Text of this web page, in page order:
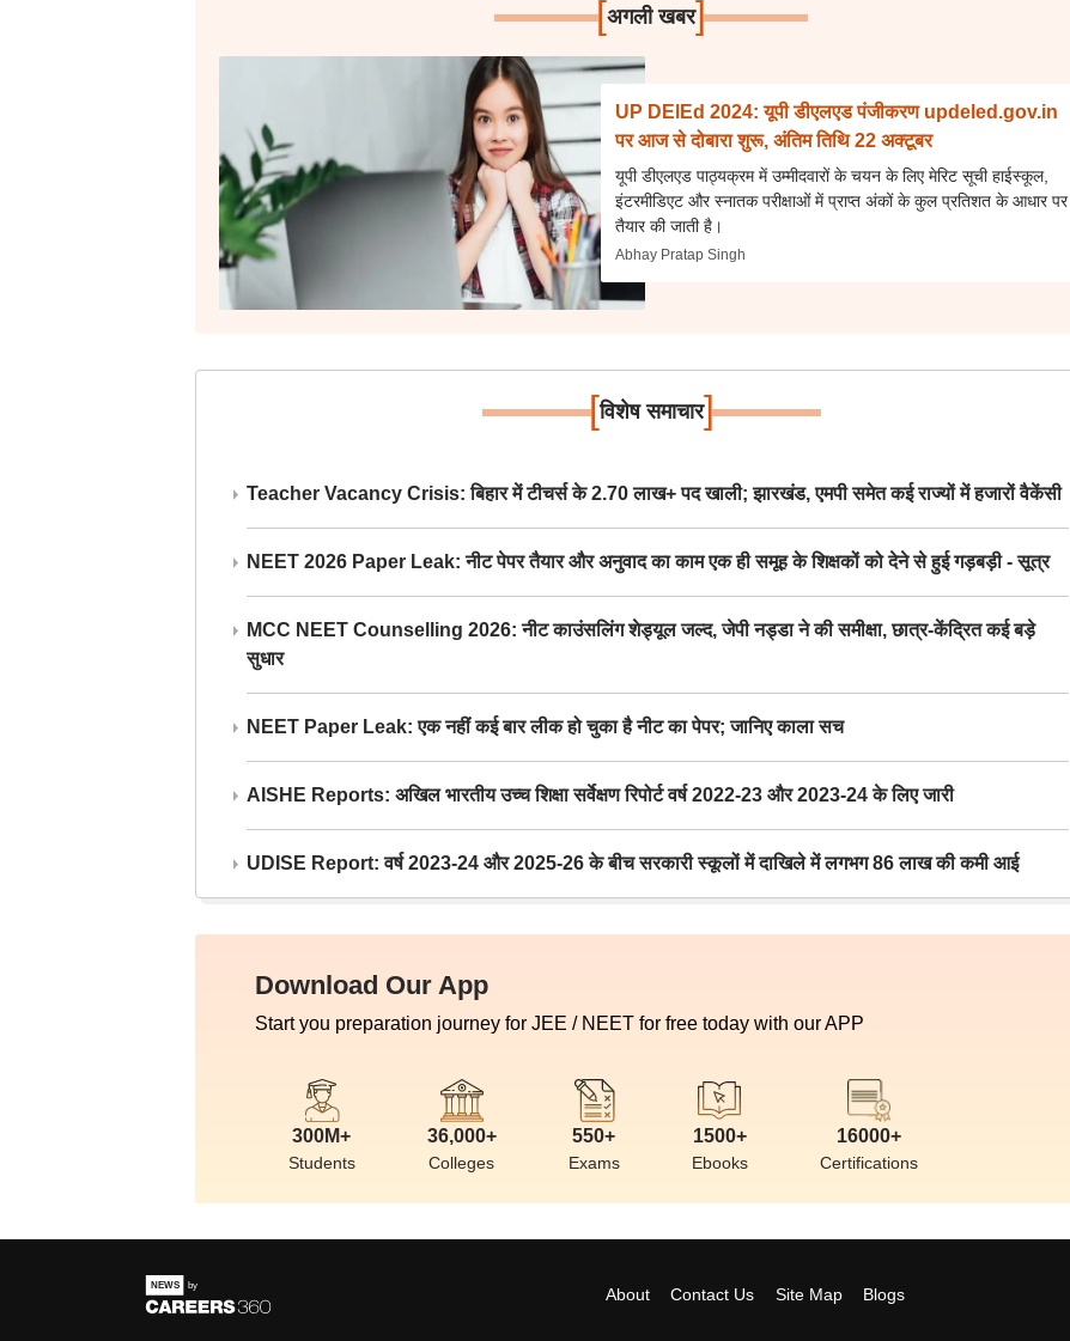
[अगली खबर]
UP DElEd 2024: यूपी डीएलएड पंजीकरण updeled.gov.in
पर आज से दोबारा शुरू, अंतिम तिथि 22 अक्टूबर
यूपी डीएलएड पाठ्यक्रम में उम्मीदवारों के चयन के लिए मेरिट सूची हाईस्कूल,
इंटरमीडिएट और स्नातक परीक्षाओं में प्राप्त अंकों के कुल प्रतिशत के आधार पर
तैयार की जाती है।
Abhay Pratap Singh
[विशेष समाचार]
Teacher Vacancy Crisis: बिहार में टीचर्स के 2.70 लाख+ पद खाली; झारखंड, एमपी समेत कई राज्यों में हजारों वैकेंसी
NEET 2026 Paper Leak: नीट पेपर तैयार और अनुवाद का काम एक ही समूह के शिक्षकों को देने से हुई गड़बड़ी - सूत्र
MCC NEET Counselling 2026: नीट काउंसलिंग शेड्यूल जल्द, जेपी नड्डा ने की समीक्षा, छात्र-केंद्रित कई बड़े
सुधार
NEET Paper Leak: एक नहीं कई बार लीक हो चुका है नीट का पेपर; जानिए काला सच
AISHE Reports: अखिल भारतीय उच्च शिक्षा सर्वेक्षण रिपोर्ट वर्ष 2022-23 और 2023-24 के लिए जारी
UDISE Report: वर्ष 2023-24 और 2025-26 के बीच सरकारी स्कूलों में दाखिले में लगभग 86 लाख की कमी आई
Download Our App
Start you preparation journey for JEE / NEET for free today with our APP
300M+
Students
36,000+
Colleges
550+
Exams
1500+
Ebooks
16000+
Certifications
About Contact Us Site Map Blogs